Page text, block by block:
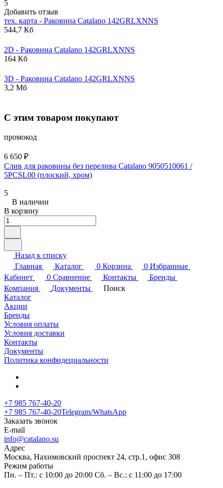
5
Добавить отзыв
тех. карта - Раковина Catalano 142GRLXNNS
544,7 Кб
2D - Раковина Catalano 142GRLXNNS
164 Кб
3D - Раковина Catalano 142GRLXNNS
3,2 Мб
С этим товаром покупают
промокод
6 650 ₽
Слив для раковины без перелива Catalano 9050510061 /
5PCSL00 (плоский, хром)
5
В наличии
В корзину
Назад к списку
Главная
Каталог 0 Корзина 0 Избранные
Кабинет
0 Сравнение Контакты
Бренды
Компания
Документы
Поиск
Каталог
Акции
Бренды
Условия оплаты
Условия доставки
Контакты
Документы
Политика конфидециальности
+7 985 767-40-20
+7 985 767-40-20Telegram/WhatsApp
Заказать звонок
E-mail
info@catalano.su
Адрес
Москва, Нахимовский проспект 24, стр.1, офис 308
Режим работы
Пн. – Пт.: с 10:00 до 20:00 Сб. – Вс.: с 11:00 до 17:00